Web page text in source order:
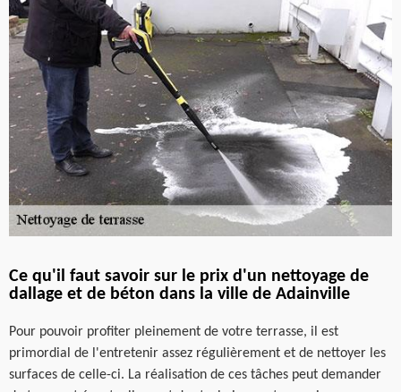
Ce qu'il faut savoir sur le prix d'un nettoyage de
dallage et de béton dans la ville de Adainville
Pour pouvoir profiter pleinement de votre terrasse, il est
primordial de l'entretenir assez régulièrement et de nettoyer les
surfaces de celle-ci. La réalisation de ces tâches peut demander